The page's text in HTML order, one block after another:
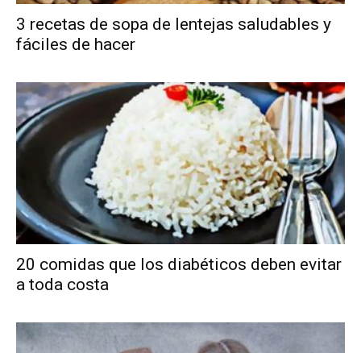
3 recetas de sopa de lentejas saludables y
fáciles de hacer
20 comidas que los diabéticos deben evitar
a toda costa